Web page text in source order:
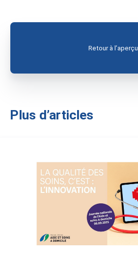
Retour à l’aperçu
Plus d’articles